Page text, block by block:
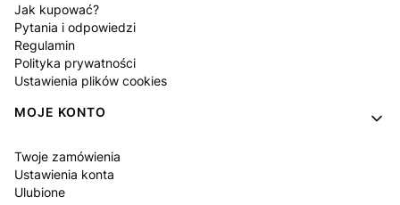
Jak kupować?
Pytania i odpowiedzi
Regulamin
Polityka prywatności
Ustawienia plików cookies
MOJE KONTO
Twoje zamówienia
Ustawienia konta
Ulubione